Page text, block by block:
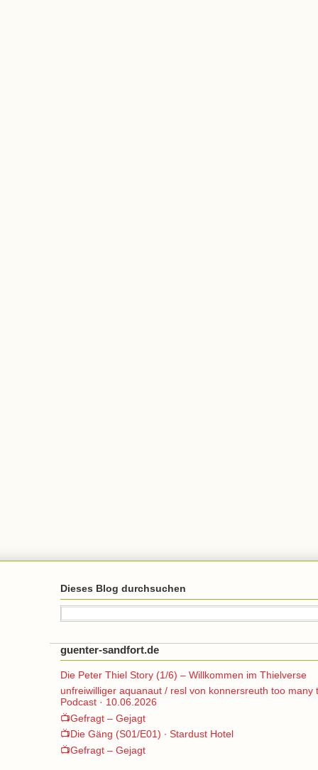
Dieses Blog durchsuchen
guenter-sandfort.de
Die Peter Thiel Story (1/6) – Willkommen im Thielverse
unfreiwilliger aquanaut / resl von konnersreuth too many
Podcast · 10.06.2026
📺Gefragt – Gejagt
📺Die Gäng (S01/E01) ∙ Stardust Hotel
📺Gefragt – Gejagt